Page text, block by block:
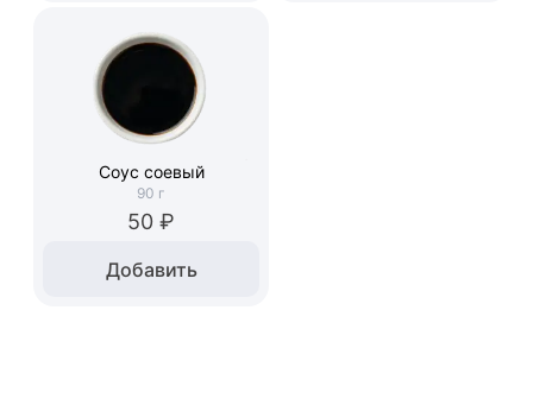
Соус соевый
90 г
50 ₽
Добавить